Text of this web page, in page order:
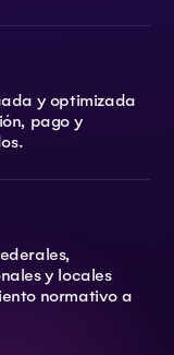
y optimizada
pago y
y locales
normativo a